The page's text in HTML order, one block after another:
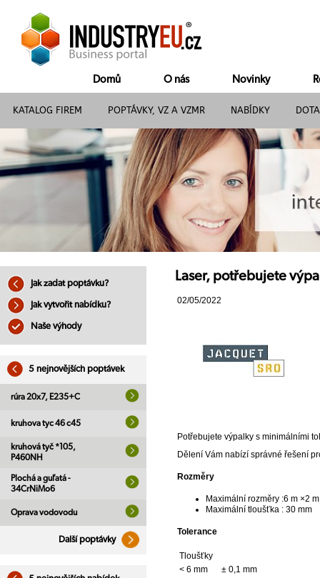
Domů O nás Novinky
KATALOG FIREM POPTÁVKY, VZ A VZMR NABÍDKY
Jak zadat poptávku?
Jak vytvořit nabídku?
Naše výhody
5 nejnovějších poptávek
rúra 20x7, E235+C
kruhova tyc 46 c45
kruhová tyč *105,
P460NH
Plochá a guľatá -
34CrNiMo6
Oprava vodovodu
Další poptávky
Laser, potřebujete
02/05/2022
Potřebujete výpalky s minimálními
Dělení Vám nabízí správné řešení
Rozměry
Maximální rozměry :6 m ×2 m
Maximální tloušťka : 30 mm
Tolerance
Tloušťky
< 6 mm
± 0,1 mm